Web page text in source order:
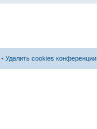
• Удалить cookies конференции